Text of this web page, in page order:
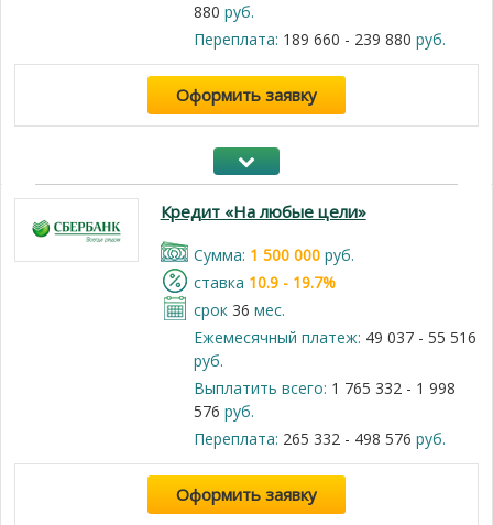
880 руб.
Переплата: 189 660 - 239 880 руб.
Оформить заявку
Кредит «На любые цели»
Cумма: 1 500 000руб.
cтавка 10.9 - 19.7%
срок 36 мес.
Ежемесячный платеж: 49 037 - 55 516
руб.
Выплатить всего: 1 765 332 - 1 998
576 руб.
Переплата: 265 332 - 498 576 руб.
Оформить заявку